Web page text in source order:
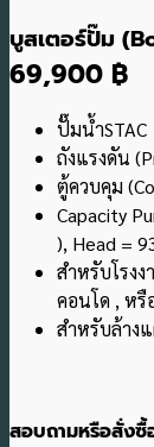
บูสเตอร์ปั๊ม
69,900 ฿
ปั๊มน้ำ
ถังแรงดัน
ตู้ควบคุม
Capacity
), Head =
สำหรับโรง
คอนโด , ห
สำหรับล้าง
สอบถามหรือสั่ง